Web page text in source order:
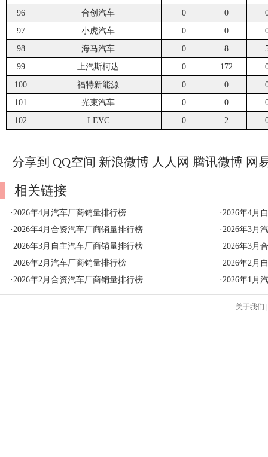
96
合创汽车 0 0
97
小虎汽车 0 0
98
海马汽车 0 8
99
上汽斯柯达 0 172
100
福特新能源 0 0
101
光束汽车 0 0
102
LEVC 0 2
分享到 QQ空间 新浪微博 人人网 腾讯微博 网
相关链接
·2026年4月汽车厂商销量排行榜 ·2026年4月
·2026年4月合资汽车厂商销量排行榜 ·2026年3月
·2026年3月自主汽车厂商销量排行榜 ·2026年3月
·2026年2月汽车厂商销量排行榜 ·2026年2月
·2026年2月合资汽车厂商销量排行榜 ·2026年1月
关于我们